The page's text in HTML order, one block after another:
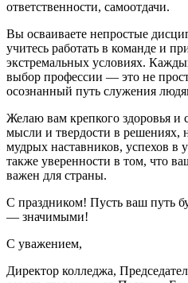
ответственности, самоотдачи.
Вы осваиваете непростые
учитесь работать в команде и
экстремальных условиях.
выбор профессии — это не
осознанный путь служения
Желаю вам крепкого здоровья и
мысли и твердости в решениях,
мудрых наставников, успехов в
также уверенности в том, что
важен для страны.
С праздником! Пусть ваш путь
— значимыми!
С уважением,
Директор колледжа,